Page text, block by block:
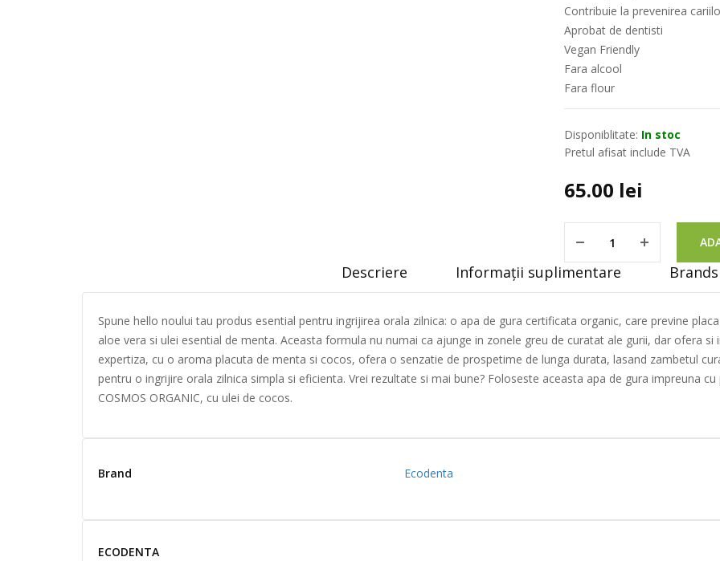
Contribuie la prevenirea
Aprobat de dentisti
Vegan Friendly
Fara alcool
Fara flour
Disponiblitate: In stoc
Pretul afisat include TVA
65.00 lei
Descriere Informații suplimentare
Spune hello noului tau produs esential pentru ingrijirea orala zilnica: o apa de gura certificata organic, care previne
aloe vera si ulei esential de menta. Aceasta formula nu numai ca ajunge in zonele greu de curatat ale gurii, dar ofera
expertiza, cu o aroma placuta de menta si cocos, ofera o senzatie de prospetime de lunga durata, lasand zambetul
pentru o ingrijire orala zilnica simpla si eficienta. Vrei rezultate si mai bune? Foloseste aceasta apa de gura impreuna
COSMOS ORGANIC, cu ulei de cocos.
Brand Ecodenta
ECODENTA